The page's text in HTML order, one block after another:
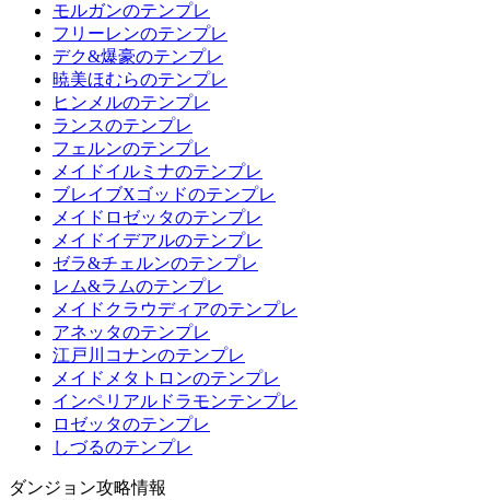
モルガンのテンプレ
フリーレンのテンプレ
デク&爆豪のテンプレ
暁美ほむらのテンプレ
ヒンメルのテンプレ
ランスのテンプレ
フェルンのテンプレ
メイドイルミナのテンプレ
ブレイブXゴッドのテンプレ
メイドロゼッタのテンプレ
メイドイデアルのテンプレ
ゼラ&チェルンのテンプレ
レム&ラムのテンプレ
メイドクラウディアのテンプレ
アネッタのテンプレ
江戸川コナンのテンプレ
メイドメタトロンのテンプレ
インペリアルドラモンテンプレ
ロゼッタのテンプレ
しづるのテンプレ
ダンジョン攻略情報